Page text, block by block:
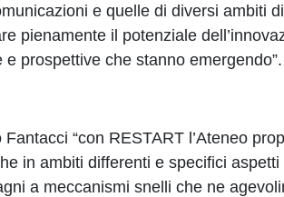
e quelle di diversi ambiti
pienamente il potenziale
e prospettive che stanno emergendo”.
Fantacci “con RESTART l’Ateneo
in ambiti differenti e specifici
a meccanismi snelli che ne